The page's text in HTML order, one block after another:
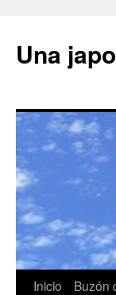
Una
Inicio
Buzón